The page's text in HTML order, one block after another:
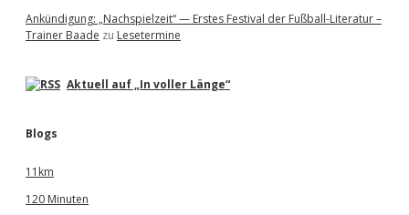
Ankündigung: „Nachspielzeit“ — Erstes Festival der Fußball-Literatur –
Trainer Baade zu Lesetermine
Aktuell auf „In voller Länge“
Blogs
11km
120 Minuten